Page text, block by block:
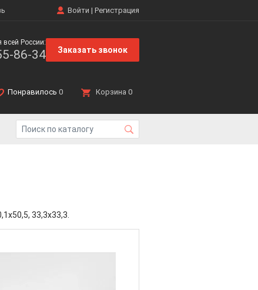
Войти | Регистрация
всей России:
86-34 Заказать звонок
Понравилось 0 Корзина 0
33,3x33,3.